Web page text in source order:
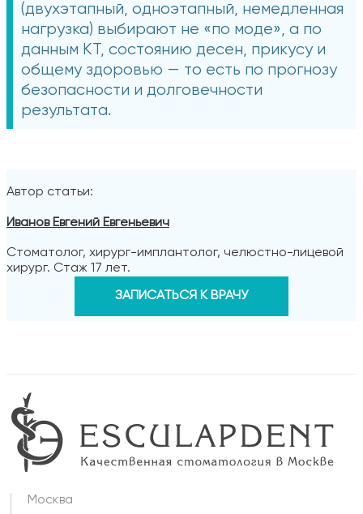
(двухэтапный, одноэтапный, немедленная
нагрузка) выбирают не «по моде», а по
данным КТ, состоянию десен, прикусу и
общему здоровью — то есть по прогнозу
безопасности и долговечности
результата.
Автор статьи:
Иванов Евгений Евгеньевич
Стоматолог, хирург-имплантолог, челюстно-лицевой
хирург. Стаж 17 лет.
ЗАПИСАТЬСЯ К ВРАЧУ
Москва